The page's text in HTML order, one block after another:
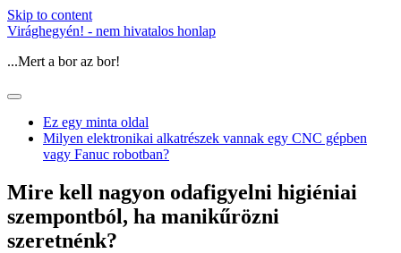
Skip to content
Virághegyén! - nem hivatalos honlap
...Mert a bor az bor!
Ez egy minta oldal
Milyen elektronikai alkatrészek vannak egy CNC gépben
vagy Fanuc robotban?
Mire kell nagyon odafigyelni higiéniai
szempontból, ha manikűrözni
szeretnénk?